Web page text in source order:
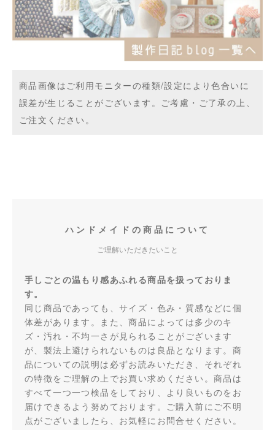
商品画像はご利用モニターの種類/設定により色合いに
誤差が生じることがございます。ご考慮・ご了承の上、
ご注文ください。
ハンドメイドの商品について
ご理解いただきたいこと
手しごとの温もり感あふれる商品を扱っておりま
す。
同じ商品であっても、サイズ・色み・質感などに個
体差があります。また、商品によっては多少のキ
ズ・汚れ・不均一さが見られることがございます
が、製法上避けられないものは良品となります。商
品についての説明は必ずお読みいただき、それぞれ
の特徴をご理解の上でお買い求めください。商品は
すべて一つ一つ検品をしており、より良いものをお
届けできるよう努めております。ご購入前にご不明
点がございましたら、お気軽にお問合せください。